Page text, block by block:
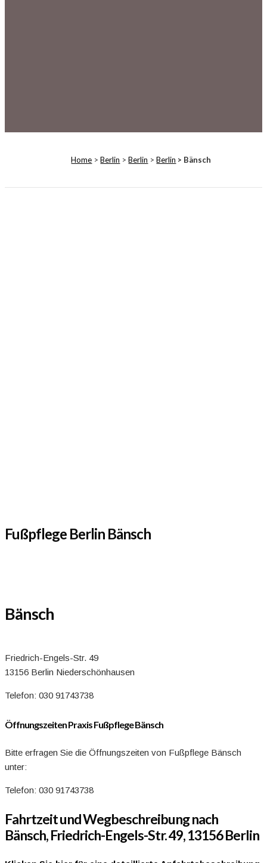
Home >Berlin >Berlin >Berlin > Bänsch
Fußpflege Berlin Bänsch
Bänsch
Friedrich-Engels-Str. 49
13156 Berlin Niederschönhausen
Telefon: 030 91743738
Öffnungszeiten Praxis Fußpflege Bänsch
Bitte erfragen Sie die Öffnungszeiten von Fußpflege Bänsch
unter:
Telefon: 030 91743738
Fahrtzeit und Wegbeschreibung nach
Bänsch, Friedrich-Engels-Str. 49, 13156 Berlin